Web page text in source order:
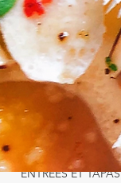
ENTRÉES ET TAPAS